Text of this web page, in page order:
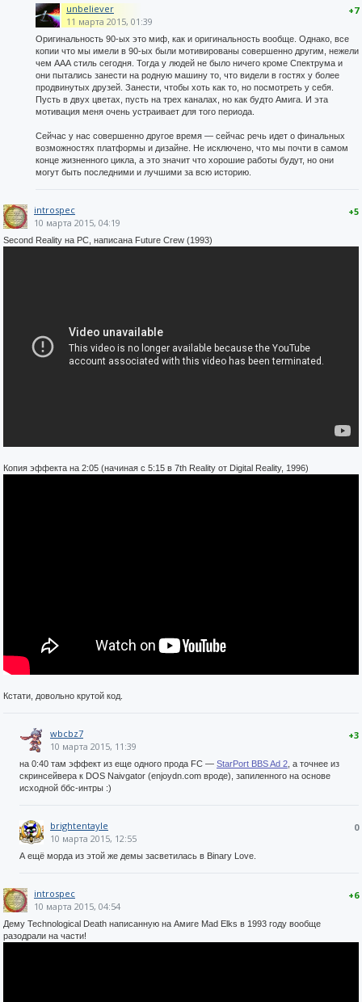
+7
unbeliever
11 марта 2015, 01:39
Оригинальность 90-ых это миф, как и оригинальность вообще. Однако, все
копии что мы имели в 90-ых были мотивированы совершенно другим, нежели
чем ААА стиль сегодня. Тогда у людей не было ничего кроме Спектрума и
они пытались занести на родную машину то, что видели в гостях у более
продвинутых друзей. Занести, чтобы хоть как то, но посмотреть у себя.
Пусть в двух цветах, пусть на трех каналах, но как будто Амига. И эта
мотивация меня очень устраивает для того периода.
Сейчас у нас совершенно другое время — сейчас речь идет о финальных
возможностях платформы и дизайне. Не исключено, что мы почти в самом
конце жизненного цикла, а это значит что хорошие работы будут, но они
могут быть последними и лучшими за всю историю.
+5
introspec
10 марта 2015, 04:19
Second Reality на PC, написана Future Crew (1993)
Копия эффекта на 2:05 (начиная с 5:15 в 7th Reality от Digital Reality, 1996)
Кстати, довольно крутой код.
+3
wbcbz7
10 марта 2015, 11:39
на 0:40 там эффект из еще одного прода FC — StarPort BBS Ad 2 , а точнее из
скринсейвера к DOS Naivgator (enjoydn.com вроде), запиленного на основе
исходной ббс-интры :)
0
brightentayle
10 марта 2015, 12:55
А ещё морда из этой же демы засветилась в Binary Love.
+6
introspec
10 марта 2015, 04:54
Дему Technological Death написанную на Амиге Mad Elks в 1993 году вообще
разодрали на части!